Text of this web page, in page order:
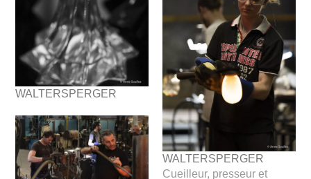
WALTERSPERGER
WALTERSPERGER
Cueilleur, presseur et